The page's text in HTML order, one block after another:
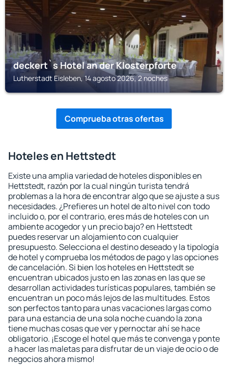
deckert`s Hotel an der Klosterpforte
Lutherstadt Eisleben, 14 agosto 2026, 2 noches
Comprueba otras ofertas
Hoteles en Hettstedt
Existe una amplia variedad de hoteles disponibles en
Hettstedt, razón por la cual ningún turista tendrá
problemas a la hora de encontrar algo que se ajuste a sus
necesidades. ¿Prefieres un hotel de alto nivel con todo
incluido o, por el contrario, eres más de hoteles con un
ambiente acogedor y un precio bajo? en Hettstedt
puedes reservar un alojamiento con cualquier
presupuesto. Selecciona el destino deseado y la tipología
de hotel y comprueba los métodos de pago y las opciones
de cancelación. Si bien los hoteles en Hettstedt se
encuentran ubicados justo en las zonas en las que se
desarrollan actividades turísticas populares, también se
encuentran un poco más lejos de las multitudes. Estos
son perfectos tanto para unas vacaciones largas como
para una estancia de una sola noche cuando la zona
tiene muchas cosas que ver y pernoctar ahí se hace
obligatorio. ¡Escoge el hotel que más te convenga y ponte
a hacer las maletas para disfrutar de un viaje de ocio o de
negocios ahora mismo!